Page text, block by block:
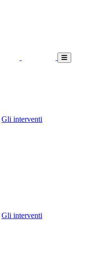
Gli interventi
Gli interventi